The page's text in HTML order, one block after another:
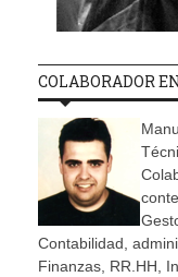
COLABORADOR
Contabilidad,
Finanzas, RR.HH,